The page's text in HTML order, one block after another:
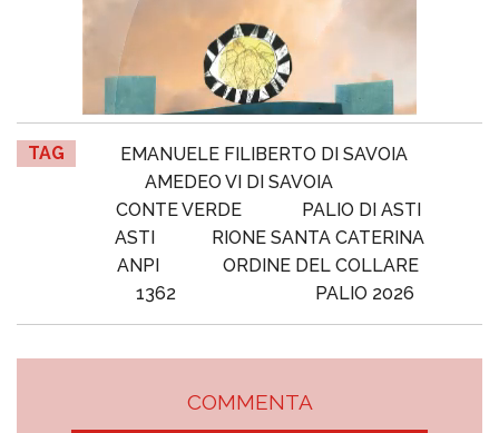
TAG
EMANUELE FILIBERTO DI SAVOIA
AMEDEO VI DI SAVOIA
CONTE VERDE
PALIO DI ASTI
ASTI
RIONE SANTA CATERINA
ANPI
ORDINE DEL COLLARE
1362
PALIO 2026
COMMENTA